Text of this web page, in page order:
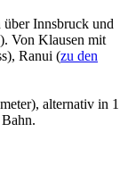
Innsbruck und
). Von Klausen mit
Ranui (zu den
alternativ in 1